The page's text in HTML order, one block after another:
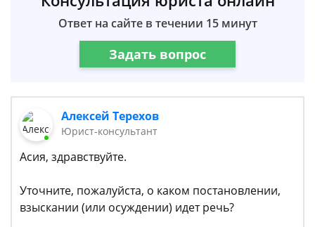
Ответ на сайте в течении 15 минут
Задать вопрос
Алексей Терехов
Юрист-консультант
Асия, здравствуйте.
Уточните, пожалуйста, о каком постановлении,
взыскании (или осуждении) идет речь?